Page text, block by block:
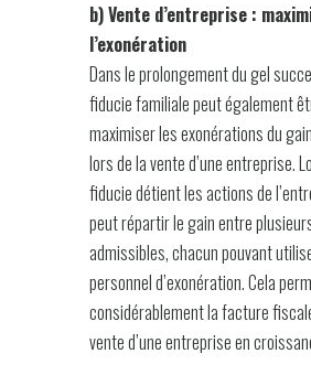
b) Vente d’entreprise :
l’exonération
Dans le prolongement du gel
fiducie familiale peut également
maximiser les exonérations du
lors de la vente d’une entreprise.
fiducie détient les actions de
peut répartir le gain entre
admissibles, chacun pouvant
personnel d’exonération. Cela
considérablement la facture
vente d’une entreprise en